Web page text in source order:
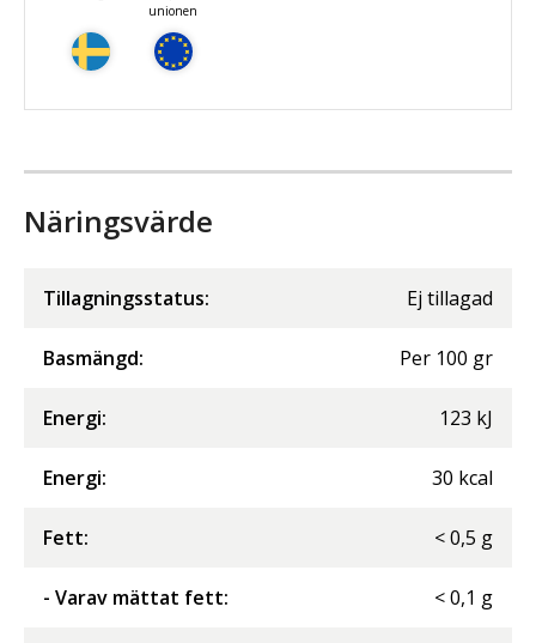
unionen
Näringsvärde
Tillagningsstatus: Ej tillagad
Basmängd: Per 100 gr
Energi: 123 kJ
Energi: 30 kcal
Fett: <0,5 g
- Varav mättat fett: <0,1 g